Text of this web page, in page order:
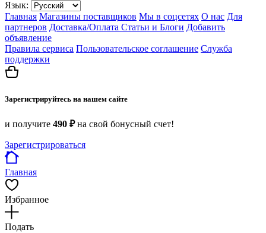
Язык:
Главная Магазины поставщиков Мы в соцсетях О нас Для
партнеров Доставка/Оплата Статьи и Блоги Добавить
объявление
Правила сервиса Пользовательское соглашение Служба
поддержки
Зарегистрируйтесь на нашем сайте
и получите 490 ₽на свой бонусный счет!
Зарегистрироваться
Главная
Избранное
Подать